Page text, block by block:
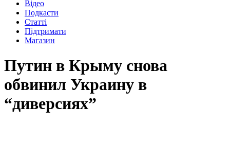
Відео
Подкасти
Статті
Підтримати
Магазин
Путин в Крыму снова
обвинил Украину в
“диверсиях”